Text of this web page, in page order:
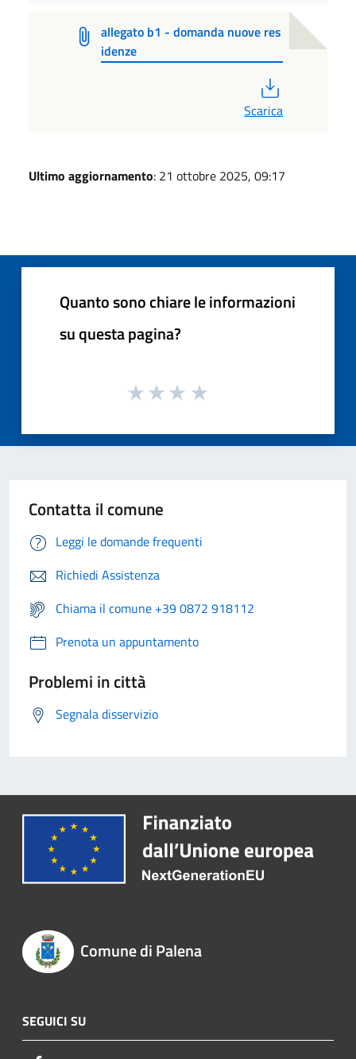
allegato b1 - domanda nuove res
idenze
Scarica
Ultimo aggiornamento: 21 ottobre 2025, 09:17
Quanto sono chiare le informazioni
su questa pagina?
Contatta il comune
Leggi le domande frequenti
Richiedi Assistenza
Chiama il comune +39 0872 918112
Prenota un appuntamento
Problemi in città
Segnala disservizio
Comune di Palena
SEGUICI SU